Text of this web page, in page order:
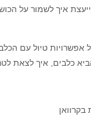
איך לשמור על
טיול עם
כלבים, איך לצאת